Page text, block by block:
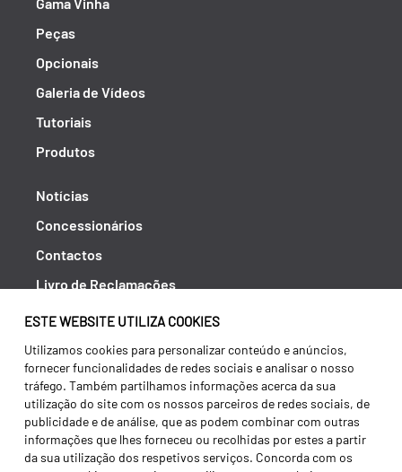
ESTE WEBSITE UTILIZA COOKIES
Utilizamos cookies para personalizar conteúdo e anúncios,
fornecer funcionalidades de redes sociais e analisar o nosso
tráfego. Também partilhamos informações acerca da sua
utilização do site com os nossos parceiros de redes sociais, de
publicidade e de análise, que as podem combinar com outras
informações que lhes forneceu ou recolhidas por estes a partir
da sua utilização dos respetivos serviços. Concorda com os
Peças
Opcionais
Galeria de Vídeos
Tutoriais
Produtos
Notícias
Concessionários
Contactos
Livro de Reclamações
Política de Privacidade
Canal de Denúncias (RGPC)
Termos e condições